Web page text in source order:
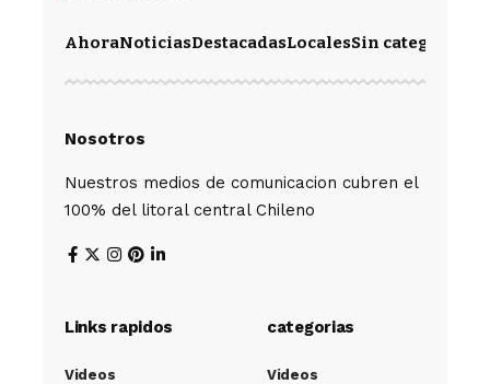
AhoraNoticiasDestacadasLocalesSin categoría
Nosotros
Nuestros medios de comunicacion cubren el
100% del litoral central Chileno
Links rapidos
Videos
categorias
Videos